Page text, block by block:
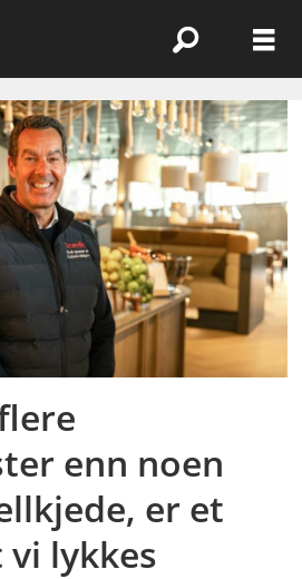
enn noen
er et
vi lykkes